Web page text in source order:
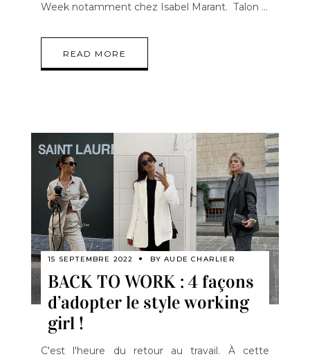
Week notamment chez Isabel Marant. Talon
READ MORE
15 SEPTEMBRE 2022 BYAUDE CHARLIER
BACK TO WORK : 4 façons
d’adopter le style working
girl !
C'est l'heure du retour au travail. À cette